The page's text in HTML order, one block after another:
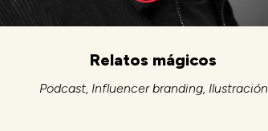
Relatos mágicos
Podcast Influencer branding Ilustración